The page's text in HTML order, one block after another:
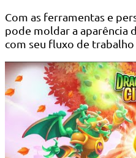
Com as ferramentas e
pode moldar a aparência
com seu fluxo de